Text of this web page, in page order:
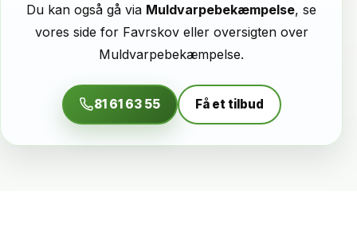
Du kan også gå via Muldvarpebekæmpelse, se
vores side for Favrskoveller oversigten over
Muldvarpebekæmpelse.
81 61 63 55 Få et tilbud